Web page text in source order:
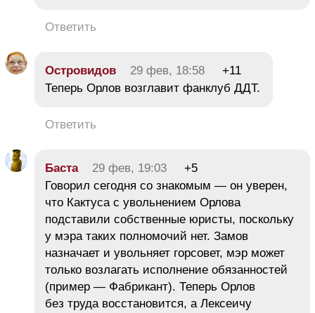
Ответить
Островидов 29 фев, 18:58
+11
Теперь Орлов возглавит фанклуб ДДТ.
Ответить
Баста 29 фев, 19:03
+5
Говорил сегодня со знакомым — он уверен,
что Кактуса с увольнением Орлова
подставили собственные юристы, поскольку
у мэра таких полномочий нет. Замов
назначает и увольняет горсовет, мэр может
только возлагать исполнение обязанностей
(пример — Фабрикант). Теперь Орлов
без труда восстановится, а Лексеичу